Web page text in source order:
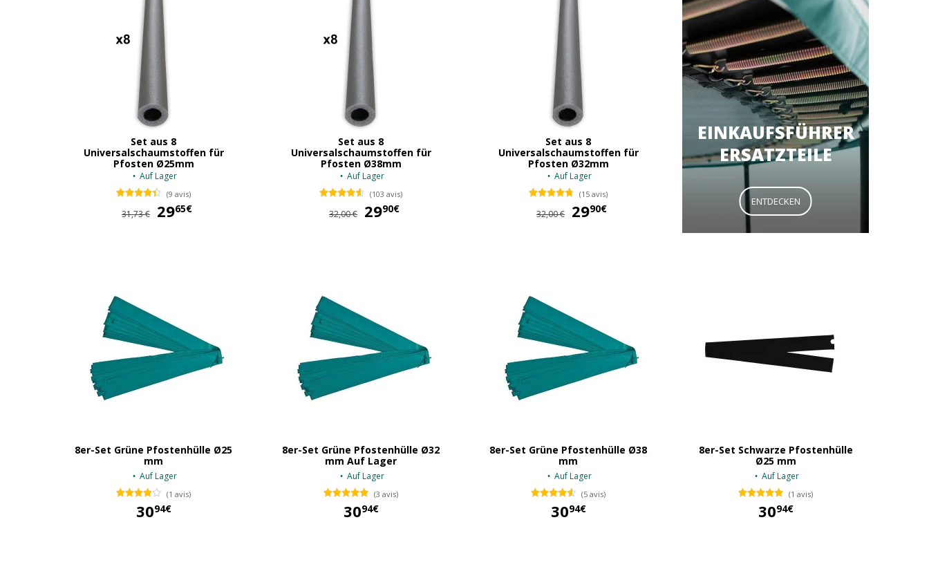
Set aus 8
Universalschaumstoffen für
Pfosten Ø25mm
Auf Lager
(9 avis)
31,73 € 2965€
Set aus 8
Universalschaumstoffen für
Pfosten Ø38mm
Auf Lager
(103 avis)
32,00 € 2990€
Set aus 8
Universalschaumstoffen für
Pfosten Ø32mm
Auf Lager
(15 avis)
32,00 € 2990€
EINKAUFSFÜHRER
ERSATZTEILE
ENTDECKEN
8er-Set Grüne Pfostenhülle Ø25
mm
Auf Lager
(1 avis)
3094€
8er-Set Grüne Pfostenhülle Ø32
mm Auf Lager
Auf Lager
(3 avis)
3094€
8er-Set Grüne Pfostenhülle Ø38
mm
Auf Lager
(5 avis)
3094€
8er-Set Schwarze Pfostenhülle
Ø25 mm
Auf Lager
(1 avis)
3094€